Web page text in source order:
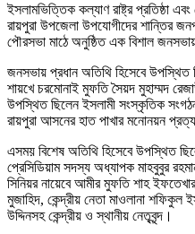
ইসলামভিত্তিক কল্যাণ রাষ্ট্র প্রতিষ্ঠা
রায়পুরা উপজেলা উপযোগীদের শান্তির
পৌরসভা মাঠে অনুষ্ঠিত এক বিশাল
জনসভায় প্রধান অতিথি হিসেবে উপস্থিত
শায়খে চরমোনাই মুফতি সৈয়দ মুহাম্মদ
উপস্থিত ছিলেন ইসলামী সংস্কৃতিক সংগঠন
রায়পুরা আসনের হাত পাখার মনোনয়ন
এসময় বিশেষ অতিথি হিসেবে উপস্থিত
প্রেসিডিয়াম সদস্য অধ্যাপক মাহবুবুর
সিনিয়র নায়েবে আমীর মুফতি শাহ
মুজাহিদ, কেন্দ্রীয় নেতা মাওলানা শফিকুল
উদ্দিনসহ কেন্দ্রীয় ও স্থানীয় নেতৃবৃন্দ।